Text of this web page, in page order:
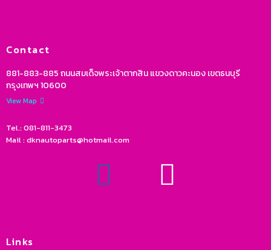
Contact
881-883-885 ถนนสมเด็จพระเจ้าตากสิน แขวงดาวคะนอง เขตธนบุรี
กรุงเทพฯ 10600
View Map
Tel.: 081-811-3473
Mail : dknautoparts@hotmail.com
Links